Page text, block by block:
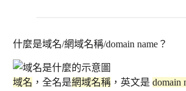
什麼是域名/網域名稱/domain name？
域名 ，全名是網域名稱 ，英文是 domain